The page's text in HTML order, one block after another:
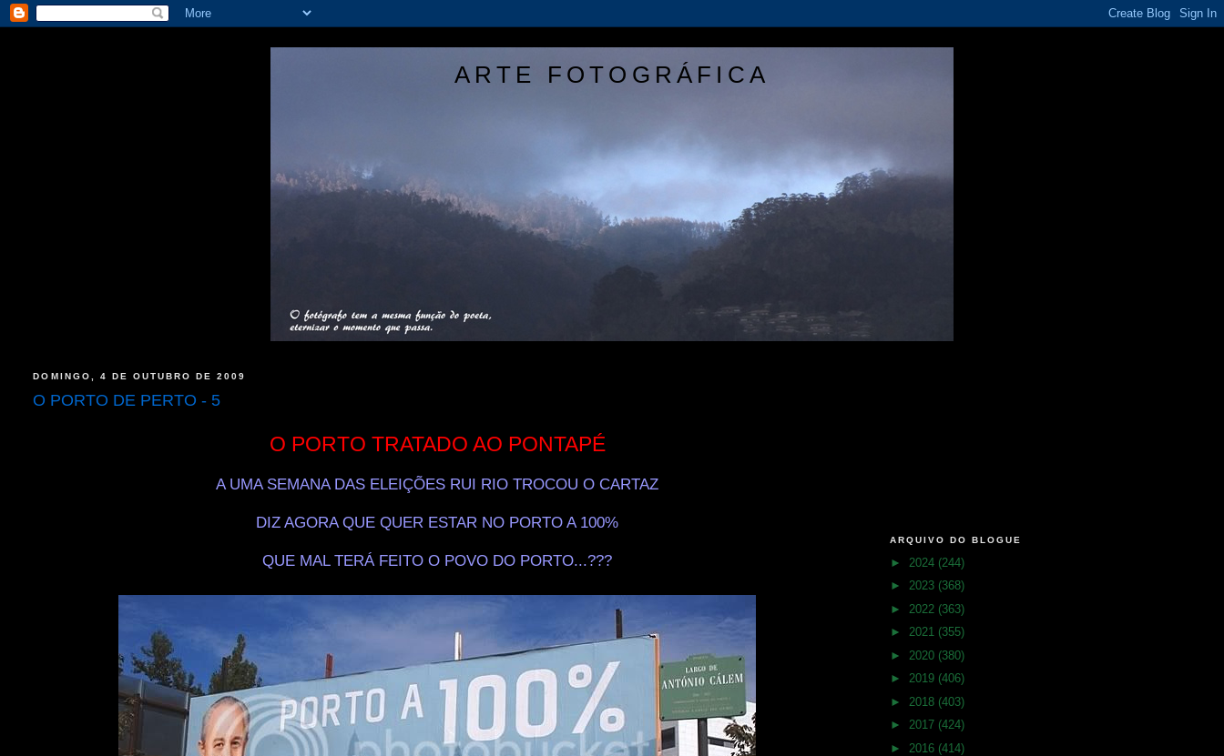
ARTE FOTOGRÁFICA
DOMINGO, 4 DE OUTUBRO DE 2009
O PORTO DE PERTO - 5
O PORTO TRATADO AO PONTAPÉ
A UMA SEMANA DAS ELEIÇÕES RUI RIO TROCOU O CARTAZ
DIZ AGORA QUE QUER ESTAR NO PORTO A 100%
QUE MAL TERÁ FEITO O POVO DO PORTO...???
ARQUIVO DO BLOGUE
► 2024 (244)
► 2023 (368)
► 2022 (363)
► 2021 (355)
► 2020 (380)
► 2019 (406)
► 2018 (403)
► 2017 (424)
► 2016 (414)